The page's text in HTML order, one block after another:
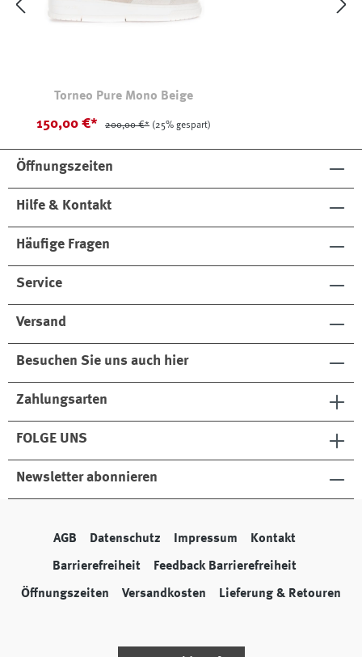
Torneo Pure Mono Beige
150,00 €* 200,00 €* (25% gespart)
Öffnungszeiten
Hilfe & Kontakt
Häufige Fragen
Service
Versand
Besuchen Sie uns auch hier
Zahlungsarten
FOLGE UNS
Newsletter abonnieren
AGB Datenschutz Impressum Kontakt
Barrierefreiheit Feedback Barrierefreiheit
Öffnungszeiten Versandkosten Lieferung & Retouren